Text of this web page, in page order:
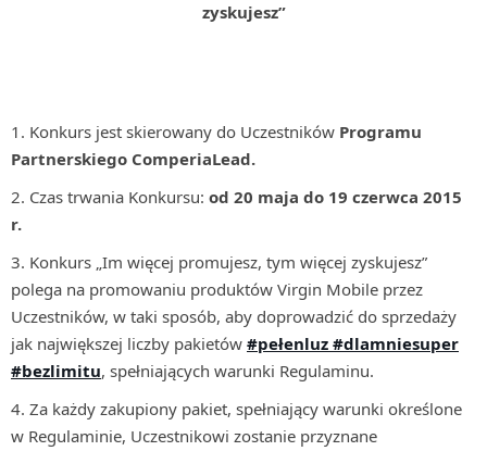
zyskujesz”
Konkurs jest skierowany do Uczestników Programu
Partnerskiego ComperiaLead.
Czas trwania Konkursu: od 20 maja do 19 czerwca 2015
r.
Konkurs „Im więcej promujesz, tym więcej zyskujesz”
polega na promowaniu produktów Virgin Mobile przez
Uczestników, w taki sposób, aby doprowadzić do sprzedaży
jak największej liczby pakietów #pełenluz #dlamniesuper
#bezlimitu, spełniających warunki Regulaminu.
Za każdy zakupiony pakiet, spełniający warunki określone
w Regulaminie, Uczestnikowi zostanie przyznane